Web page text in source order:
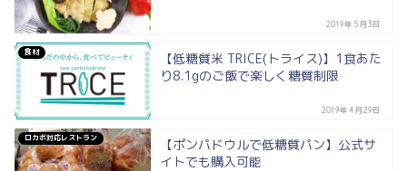
2019年5月3日
食材
【低糖質米 TRICE(トライス)】1食あた
り8.1gのご飯で楽しく糖質制限
2019年4月29日
ロカボ対応レストラン
【ポンパドウルで低糖質パン】公式サ
イトでも購入可能